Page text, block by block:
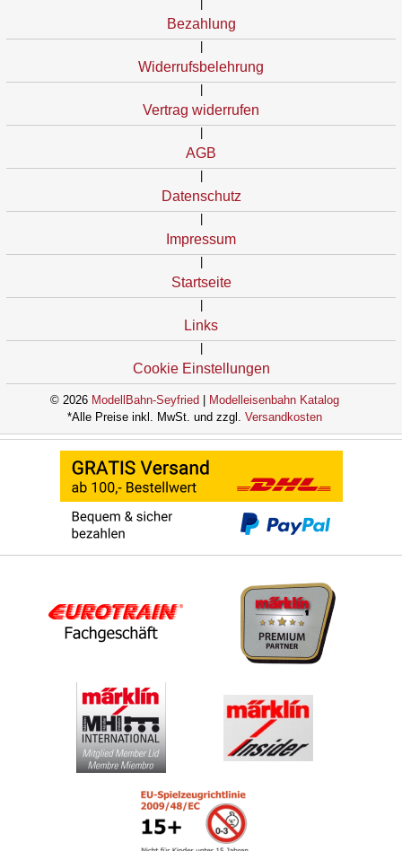
Bezahlung
Widerrufsbelehrung
Vertrag widerrufen
AGB
Datenschutz
Impressum
Startseite
Links
Cookie Einstellungen
© 2026 ModellBahn-Seyfried
Modelleisenbahn Katalog
*Alle Preise inkl. MwSt. und zzgl. Versandkosten